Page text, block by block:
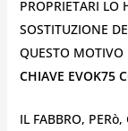
PROPRIETARI LO
SOSTITUZIONE
QUESTO
CHIAVE EVOK75
IL FABBRO,